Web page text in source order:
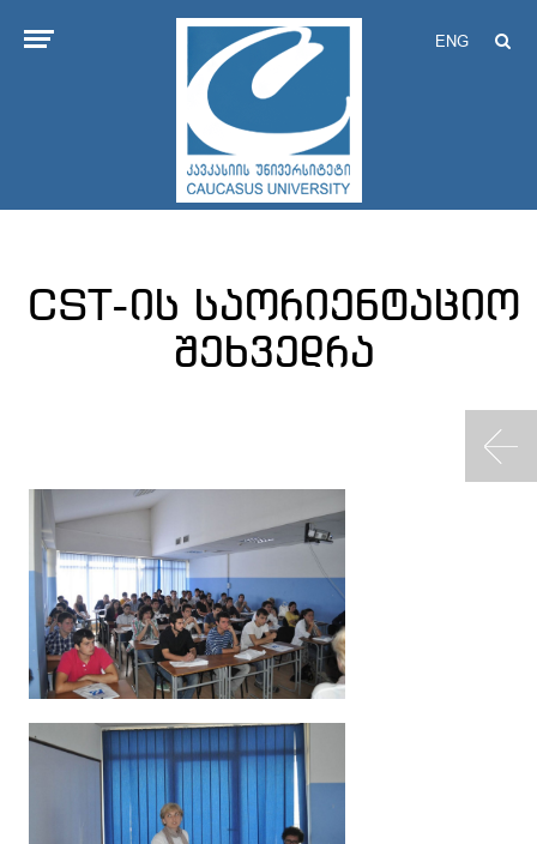
ENG
CST-ის საორიენტაციო
შეხვედრა